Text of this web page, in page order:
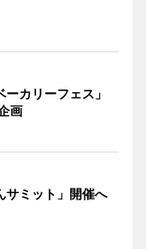
カリーフェス」
画
サミット」開催へ